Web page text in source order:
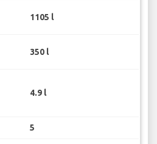
1105 l
350 l
4.9 l
5